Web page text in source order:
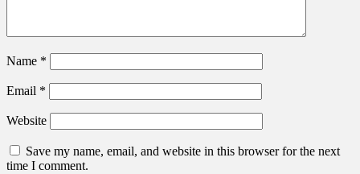
Name *
Email *
Website
Save my name, email, and website in this browser for the next
time I comment.